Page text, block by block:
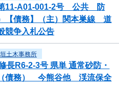
第11-A01-001-2号 公共 防
【債務】（主）関本巣線 道
競争入札公告
土木事務所
長R6-2-3号 県単 通常砂防・
債務） 今熊谷他 渓流保全